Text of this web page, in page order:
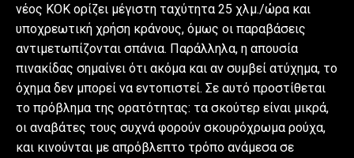
νέος ΚΟΚ ορίζει μέγιστη ταχύτητα 25 χλμ./ώρα και
υποχρεωτική χρήση κράνους, όμως οι παραβάσεις
αντιμετωπίζονται σπάνια. Παράλληλα, η απουσία
πινακίδας σημαίνει ότι ακόμα και αν συμβεί ατύχημα, το
όχημα δεν μπορεί να εντοπιστεί. Σε αυτό προστίθεται
το πρόβλημα της ορατότητας: τα σκούτερ είναι μικρά,
οι αναβάτες τους συχνά φορούν σκουρόχρωμα ρούχα,
και κινούνται με απρόβλεπτο τρόπο ανάμεσα σε